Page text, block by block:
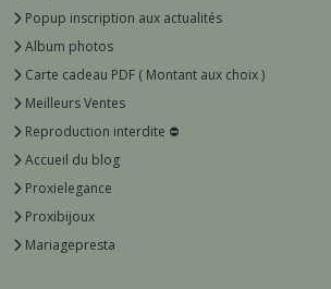
Popup inscription aux actualités
Album photos
Carte cadeau PDF ( Montant aux choix )
Meilleurs Ventes
Reproduction interdite ⛔️
Accueil du blog
Proxielegance
Proxibijoux
Mariagepresta